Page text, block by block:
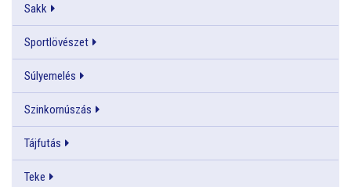
Sakk
Sportlövészet
Súlyemelés
Szinkornúszás
Tájfutás
Teke